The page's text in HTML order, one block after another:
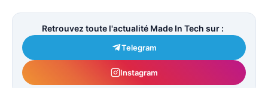
Retrouvez toute l'actualité Made In Tech sur :
Telegram
Instagram